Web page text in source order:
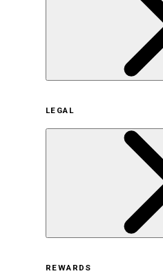
サステナビリテ
サステナビリティ
ヒ
採
LEGAL
REWARDS